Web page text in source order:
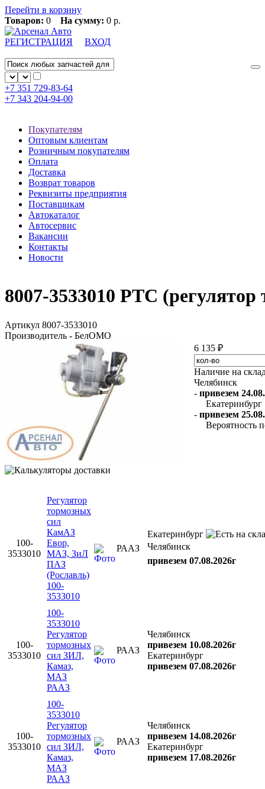
Перейти в корзину
Товаров: 0 На сумму: 0 р.
РЕГИСТРАЦИЯ ВХОД
+7 351 729-83-64
+7 343 204-94-00
Покупателям
Оптовым клиентам
Розничным покупателям
Оплата
Доставка
Возврат товаров
Реквизиты предприятия
Поставщикам
Автокаталог
Автосервис
Вакансии
Контакты
Новости
8007-3533010 РТС
Артикул 8007-3533010
Производитель - БелОМО
6 135 ₽
Наличие на
Челябинск
- привезем
Екатеринбург
- привезем
Вероятность
100-
3533010
Регулятор
тормозных
сил
КамАЗ
Евор,
МАЗ, ЗиЛ
ПАЗ
(Рославль)
100-
3533010
РААЗ
Екатеринбург
Челябинск
привезем 07.08.2026г
100-
3533010
100-
3533010
Регулятор
тормозных
сил ЗИЛ,
Камаз,
МАЗ
РААЗ
РААЗ
Челябинск
привезем 10.08.2026г
Екатеринбург
привезем 07.08.2026г
100-
3533010
100-
3533010
Регулятор
тормозных
сил ЗИЛ,
Камаз,
МАЗ
РААЗ
РААЗ
Челябинск
привезем 14.08.2026г
Екатеринбург
привезем 17.08.2026г